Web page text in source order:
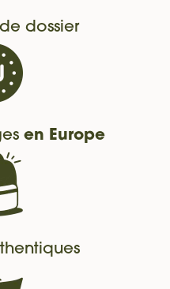
dossier
en Europe